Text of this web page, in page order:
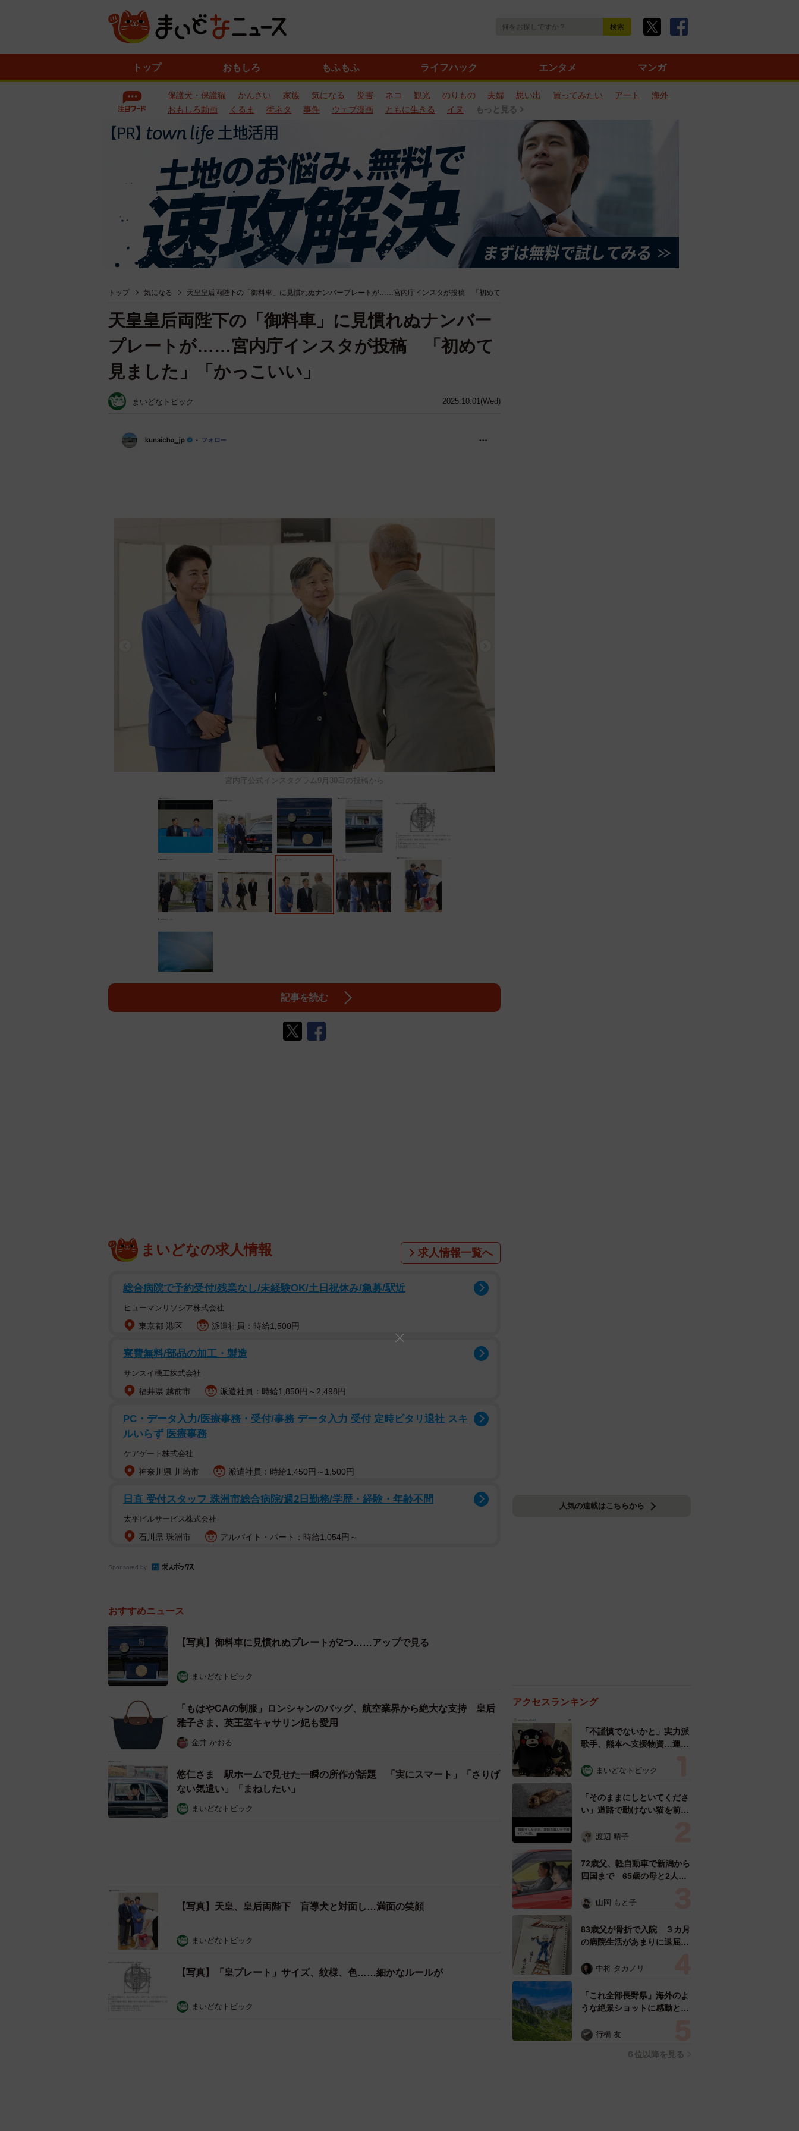
トップ おもしろ もふもふ ライフハック エンタメ マンガ
保護犬・保護猫 かんさい 家族 気になる 災害 ネコ 観光 のりもの 夫婦 思い出 買ってみたい アート
海外
おもしろ動画
くるま 街ネタ 事件 ウェブ漫画 ともに生きる イヌ もっと見る
トップ 気になる 天皇皇后両陛下の「御料車」に見慣れぬナンバープレートが……宮内庁インスタが投稿 「初めて
2025.10.01(Wed)
天皇皇后両陛下の「御料車」に見慣れぬナンバー
プレートが……宮内庁インスタが投稿 「初めて
見ました」「かっこいい」
まいどなトピック
宮内庁公式インスタグラム9月30日の投稿から
記事を読む
まいどなの求人情報 求人情報一覧へ
総合病院で予約受付/残業なし/未経験OK/土日祝休み/急募/駅近
ヒューマンリソシア株式会社
東京都 港区 派遣社員：時給1,500円
寮費無料/部品の加工・製造
サンスイ機工株式会社
福井県 越前市 派遣社員：時給1,850円～2,498円
PC・データ入力/医療事務・受付/事務 データ入力 受付 定時ピタリ退社 スキ
ルいらず 医療事務
ケアゲート株式会社
神奈川県 川崎市 派遣社員：時給1,450円～1,500円
日直 受付スタッフ 珠洲市総合病院/週2日勤務/学歴・経験・年齢不問
太平ビルサービス株式会社
石川県 珠洲市 アルバイト・パート：時給1,054円～
Sponsored by
おすすめニュース
【写真】御料車に見慣れぬプレートが2つ……アップで見る
まいどなトピック
「もはやCAの制服」ロンシャンのバッグ、航空業界から絶大な支持 皇后
雅子さま、英王室キャサリン妃も愛用
金井 かおる
悠仁さま 駅ホームで見せた一瞬の所作が話題 「実にスマート」「さりげ
ない気遣い」「まねしたい」
まいどなトピック
【写真】「皇プレート」サイズ、紋様、色……細かなルールが
まいどなトピック